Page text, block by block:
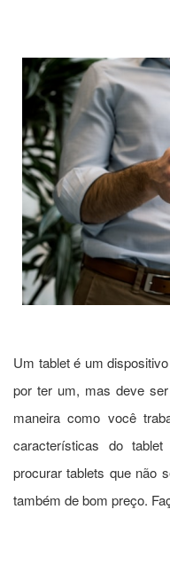
Um tablet é um
por ter um, mas deve
maneira como você
características do
procurar tablets que não
também de bom preço.